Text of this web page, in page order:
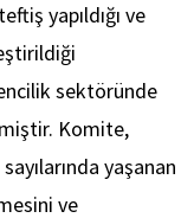
yapıldığı ve
sektöründe
Komite,
yaşanan
ve